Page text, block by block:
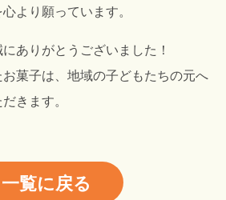
より願っています。
ありがとうございました！
菓子は、地域の子どもたちの元へ
きます。
一覧に戻る